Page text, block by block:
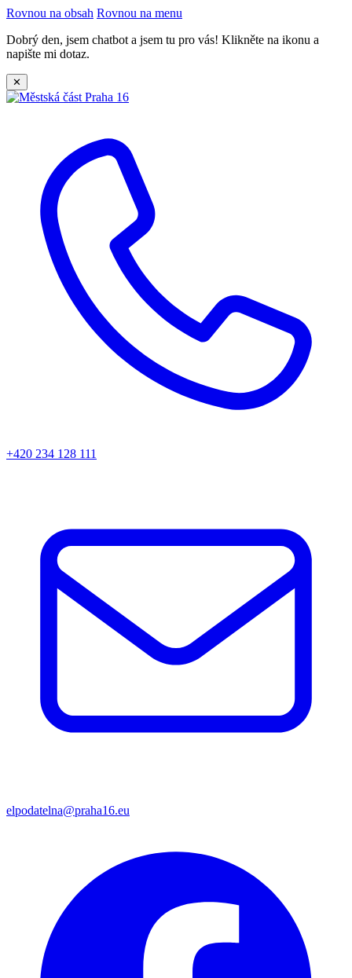
Rovnou na obsah Rovnou na menu
Dobrý den, jsem chatbot a jsem tu pro vás! Klikněte na ikonu a
napište mi dotaz.
✕
+420 234 128 111
elpodatelna@praha16.eu